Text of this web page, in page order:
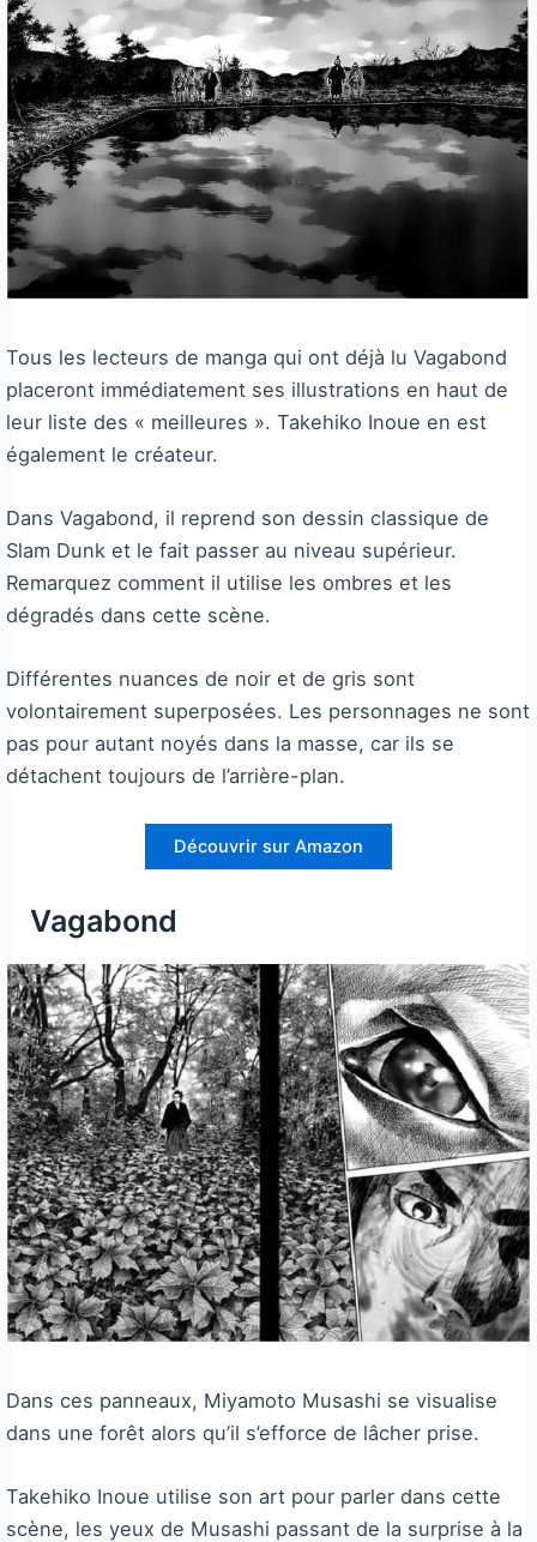
Tous les lecteurs de manga qui ont déjà lu Vagabond
placeront immédiatement ses illustrations en haut de
leur liste des « meilleures ». Takehiko Inoue en est
également le créateur.
Dans Vagabond, il reprend son dessin classique de
Slam Dunk et le fait passer au niveau supérieur.
Remarquez comment il utilise les ombres et les
dégradés dans cette scène.
Différentes nuances de noir et de gris sont
volontairement superposées. Les personnages ne sont
pas pour autant noyés dans la masse, car ils se
détachent toujours de l’arrière-plan.
Découvrir sur Amazon
Vagabond
Dans ces panneaux, Miyamoto Musashi se visualise
dans une forêt alors qu’il s’efforce de lâcher prise.
Takehiko Inoue utilise son art pour parler dans cette
scène, les yeux de Musashi passant de la surprise à la